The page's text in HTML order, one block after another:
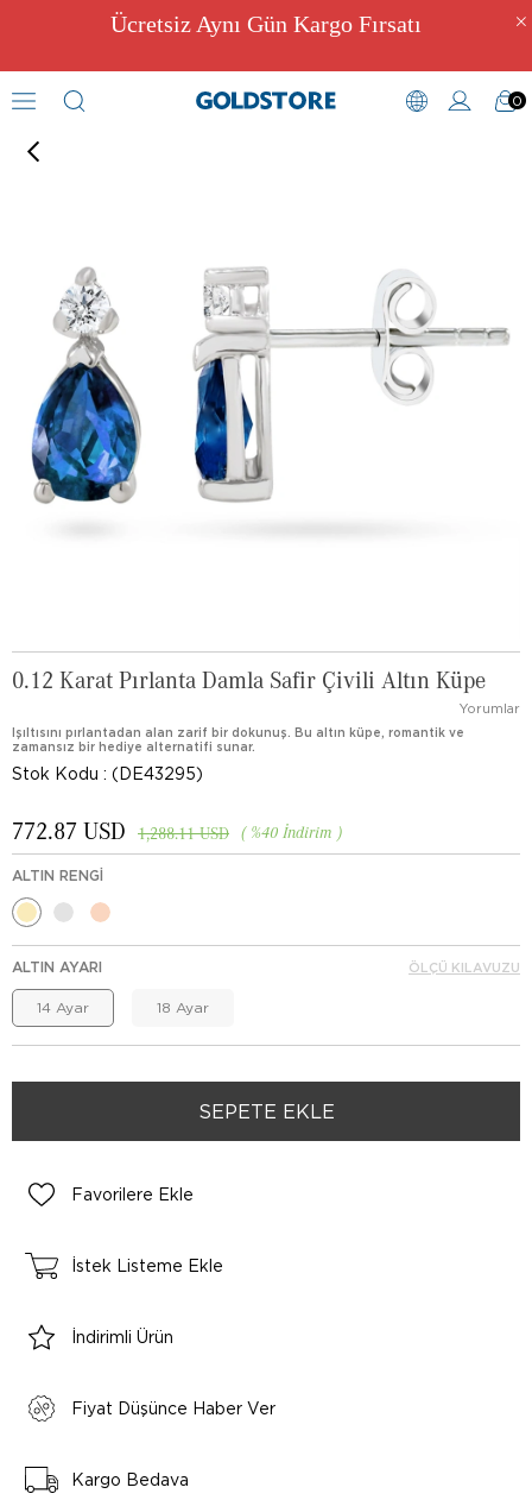
Ücretsiz Aynı Gün Kargo Fırsatı
0
Pırlantalı Küpe Modelleri
0.12 Karat Pırlanta Damla Safir Çivili Altın Küpe
Yorumlar
Işıltısını pırlantadan alan zarif bir dokunuş. Bu altın küpe, romantik ve
zamansız bir hediye alternatifi sunar.
Stok Kodu (DE43295)
%40 İndirim
1,288.11 USD
772.87 USD
ALTIN RENGI
ALTIN AYARI
14 Ayar 18 Ayar
ÖLÇÜ KILAVUZU
Favorilere Ekle
İstek Listeme Ekle
İndirimli Ürün
Fiyat Düşünce Haber Ver
Kargo Bedava